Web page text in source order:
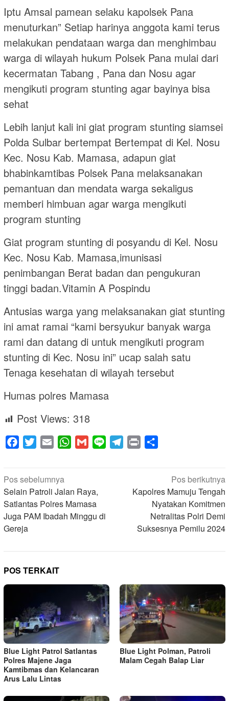
Iptu Amsal pamean selaku kapolsek Pana
menuturkan” Setiap harinya anggota kami terus
melakukan pendataan warga dan menghimbau
warga di wilayah hukum Polsek Pana mulai dari
kecermatan Tabang , Pana dan Nosu agar
mengikuti program stunting agar bayinya bisa
sehat
Lebih lanjut kali ini giat program stunting siamsei
Polda Sulbar bertempat Bertempat di Kel. Nosu
Kec. Nosu Kab. Mamasa, adapun giat
bhabinkamtibas Polsek Pana melaksanakan
pemantuan dan mendata warga sekaligus
memberi himbuan agar warga mengikuti
program stunting
Giat program stunting di posyandu di Kel. Nosu
Kec. Nosu Kab. Mamasa,imunisasi
penimbangan Berat badan dan pengukuran
tinggi badan.Vitamin A Pospindu
Antusias warga yang melaksanakan giat stunting
ini amat ramai “kami bersyukur banyak warga
rami dan datang di untuk mengikuti program
stunting di Kec. Nosu ini” ucap salah satu
Tenaga kesehatan di wilayah tersebut
Humas polres Mamasa
Post Views: 318
Facebook
Twitter Email WhatsApp
Gmail Line Telegram
Print
Navigasi
pos
Pos sebelumnya
Selain Patroli Jalan Raya,
Satlantas Polres Mamasa
Juga PAM Ibadah Minggu di
Gereja
Pos berikutnya
Kapolres Mamuju Tengah
Nyatakan Komitmen
Netralitas Polri Demi
Suksesnya Pemilu 2024
POS TERKAIT
Blue Light Patrol Satlantas
Polres Majene Jaga
Kamtibmas dan Kelancaran
Arus Lalu Lintas
Blue Light Polman, Patroli
Malam Cegah Balap Liar